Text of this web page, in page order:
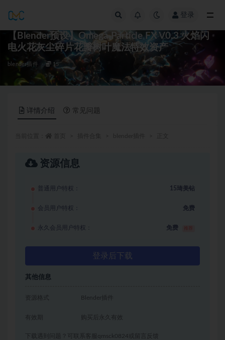
登录
【Blender预设】Omega Particle FX V0.3 火焰闪
电火花灰尘碎片花瓣树叶魔法特效资产
blender插件 15
详情介绍 常见问题
资源信息
普通用户特权： 15琦美钻
会员用户特权： 免费
永久会员用户特权： 免费
登录后下载
其他信息
资源格式 Blender插件
有效期 购买后永久有效
下载遇到问题？可联系客服qmsck0824或留言反馈